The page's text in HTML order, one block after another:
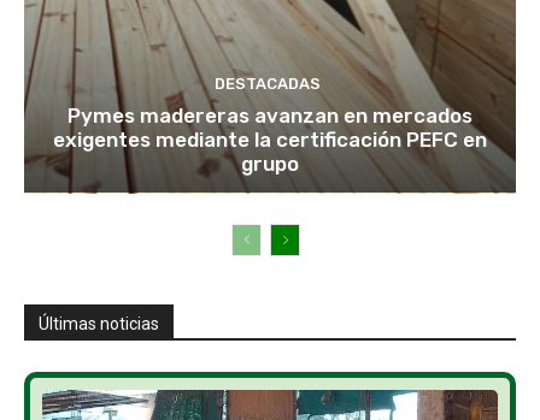
DESTACADAS
Pymes madereras avanzan en mercados
exigentes mediante la certificación PEFC en
grupo
Últimas noticias